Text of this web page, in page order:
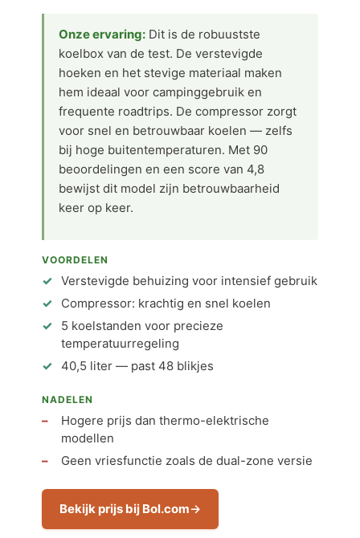
Onze ervaring: Dit is de robuustste
koelbox van de test. De verstevigde
hoeken en het stevige materiaal maken
hem ideaal voor campinggebruik en
frequente roadtrips. De compressor zorgt
voor snel en betrouwbaar koelen — zelfs
bij hoge buitentemperaturen. Met 90
beoordelingen en een score van 4,8
bewijst dit model zijn betrouwbaarheid
keer op keer.
VOORDELEN
Verstevigde behuizing voor intensief gebruik
Compressor: krachtig en snel koelen
5 koelstanden voor precieze
temperatuurregeling
40,5 liter — past 48 blikjes
NADELEN
Hogere prijs dan thermo-elektrische
modellen
Geen vriesfunctie zoals de dual-zone versie
Bekijk prijs bij Bol.com